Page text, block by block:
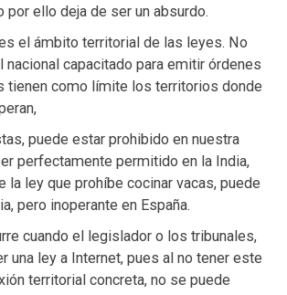
por ello deja de ser un absurdo.
el ámbito territorial de las leyes. No
nacional capacitado para emitir órdenes
tienen como límite los territorios donde
puede estar prohibido en nuestra
perfectamente permitido en la India,
la ley que prohíbe cocinar vacas, puede
pero inoperante en España.
cuando el legislador o los tribunales,
una ley a Internet, pues al no tener este
territorial concreta, no se puede